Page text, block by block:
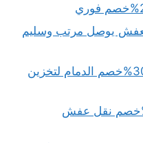
يوصل مرتب وسليم
شركة تخزين عفش بالدمام بـ30%خصم الدمام لتخزين
مكة الشرائع بـ35%خصم نقل عفش